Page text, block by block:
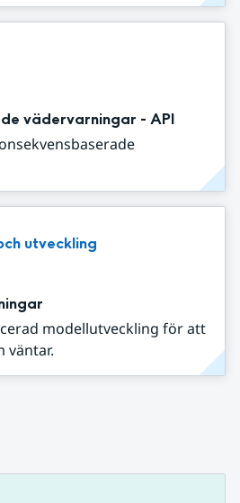
vädervarningar - API
utveckling
modellutveckling för att
väntar.